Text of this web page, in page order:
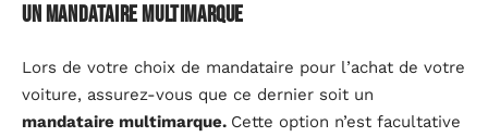
Un mandataire multimarque
Lors de votre choix de mandataire pour l’achat de votre
voiture, assurez-vous que ce dernier soit un
mandataire multimarque. Cette option n’est facultative